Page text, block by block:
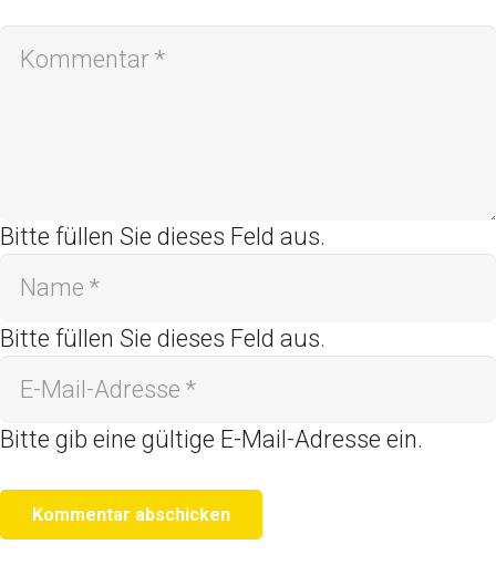
Bitte füllen Sie dieses Feld aus.
Bitte füllen Sie dieses Feld aus.
Bitte gib eine gültige E-Mail-Adresse ein.
Kommentar abschicken